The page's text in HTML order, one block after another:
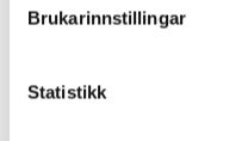
Brukarinnstillingar
Statistikk
Klima- og miljøfaget